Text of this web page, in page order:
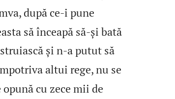
după ce‑i pune
să înceapă să‑și bată
și n‑a putut să
altui rege, nu se
cu zece mii de